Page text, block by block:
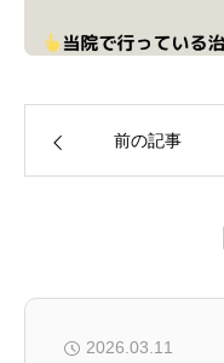
前の記事
2026.03.11